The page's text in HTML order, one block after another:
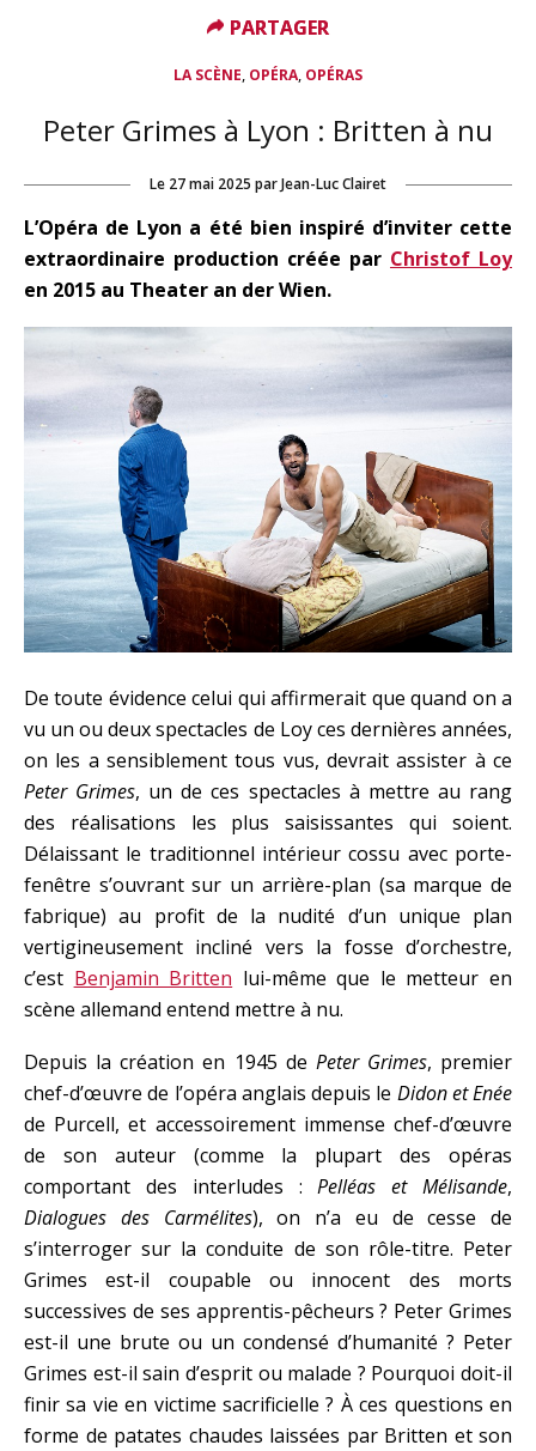
LA SCÈNE, OPÉRA, OPÉRAS
Peter Grimes à Lyon : Britten à nu
Le 27 mai 2025 parJean-Luc Clairet
L’Opéra de Lyon a été bien inspiré d’inviter cette
extraordinaire production créée par Christof Loy
en 2015 au Theater an der Wien.
De toute évidence celui qui affirmerait que quand on a
vu un ou deux spectacles de Loy ces dernières années,
on les a sensiblement tous vus, devrait assister à ce
Peter Grimes, un de ces spectacles à mettre au rang
des réalisations les plus saisissantes qui soient.
Délaissant le traditionnel intérieur cossu avec porte-
fenêtre s’ouvrant sur un arrière-plan (sa marque de
fabrique) au profit de la nudité d’un unique plan
vertigineusement incliné vers la fosse d’orchestre,
c’est Benjamin Britten lui-même que le metteur en
scène allemand entend mettre à nu.
Depuis la création en 1945 de Peter Grimes, premier
chef-d’œuvre de l’opéra anglais depuis le Didon et Enée
de Purcell, et accessoirement immense chef-d’œuvre
de son auteur (comme la plupart des opéras
comportant des interludes :Pelléas et Mélisande,
Dialogues des Carmélites), on n’a eu de cesse de
s’interroger sur la conduite de son rôle-titre. Peter
Grimes est-il coupable ou innocent des morts
successives de ses apprentis-pêcheurs ? Peter Grimes
est-il une brute ou un condensé d’humanité ? Peter
Grimes est-il sain d’esprit ou malade ? Pourquoi doit-il
finir sa vie en victime sacrificielle ? À ces questions en
forme de patates chaudes laissées par Britten et son
PARTAGER
PARTAGER